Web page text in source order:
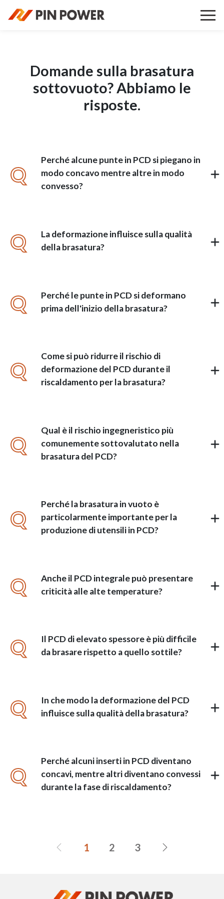
Domande sulla brasatura
sottovuoto? Abbiamo le
risposte.
Q
Perché alcune punte in PCD si piegano in
modo concavo mentre altre in modo
convesso?
Q
La deformazione influisce sulla qualità
della brasatura?
Q
Perché le punte in PCD si deformano
prima dell'inizio della brasatura?
Q
Come si può ridurre il rischio di
deformazione del PCD durante il
riscaldamento per la brasatura?
Q
Qual è il rischio ingegneristico più
comunemente sottovalutato nella
brasatura del PCD?
Q
Perché la brasatura in vuoto è
particolarmente importante per la
produzione di utensili in PCD?
Q
Anche il PCD integrale può presentare
criticità alle alte temperature?
Q
Il PCD di elevato spessore è più difficile
da brasare rispetto a quello sottile?
Q
In che modo la deformazione del PCD
influisce sulla qualità della brasatura?
Q
Perché alcuni inserti in PCD diventano
concavi, mentre altri diventano convessi
durante la fase di riscaldamento?
1 2 3